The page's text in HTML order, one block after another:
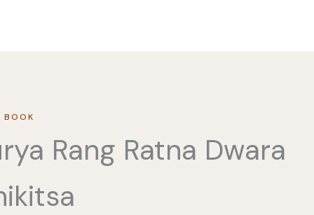
BOOK
Rang Ratna Dwara